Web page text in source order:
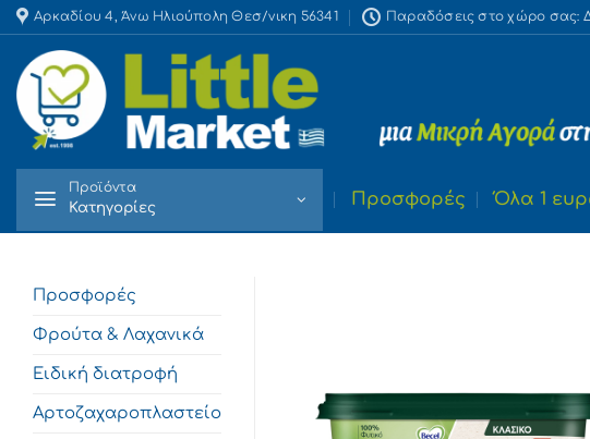
Skip
to
content
Αρκαδίου 4, Άνω Ηλιούπολη Θεσ/νικη 56341 Παραδόσεις στο χώρο σας:
Προϊόντα
Κατηγορίες Προσφορές Όλα 1
Προσφορές
Φρούτα & Λαχανικά
Ειδική διατροφή
Αρτοζαχαροπλαστείο